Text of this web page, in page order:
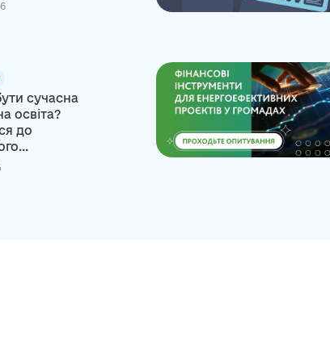
сучасна
освіта?
до